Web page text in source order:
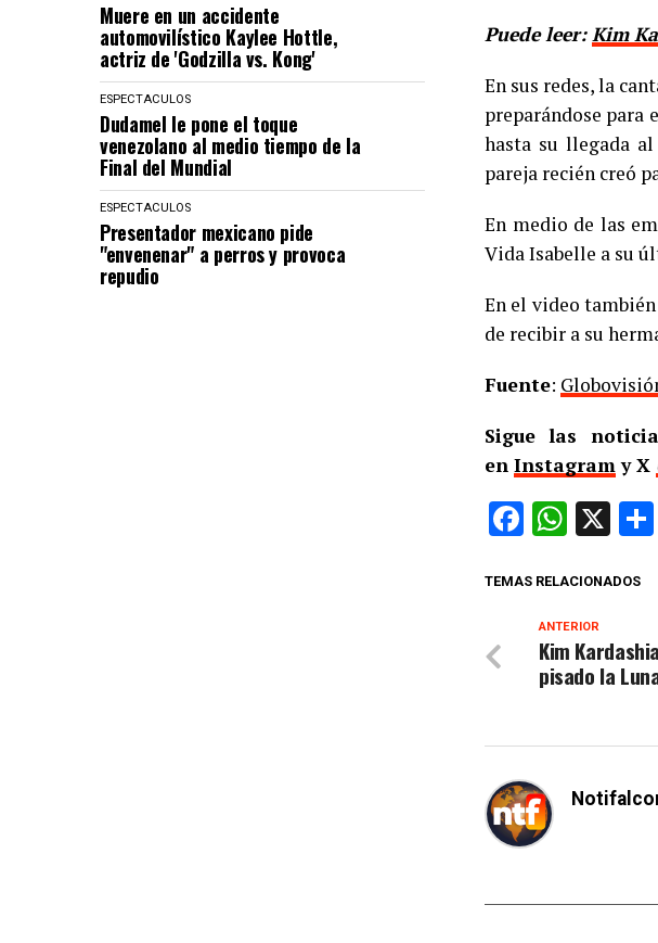
Muere en un accidente
automovilístico Kaylee Hottle,
actriz de 'Godzilla vs. Kong'
ESPECTACULOS
Dudamel le pone el toque
venezolano al medio tiempo de la
Final del Mundial
ESPECTACULOS
Presentador mexicano pide
"envenenar" a perros y provoca
repudio
Puede leer:Kim
En sus redes, la
preparándose para
hasta su llegada
pareja recién creó
En medio de las
Vida Isabelle a su
En el video
de recibir a su
Fuente:
Sigue las
en Instagramy X
Facebook
X
TEMAS RELACIONADOS
ANTERIOR
Kim
pisado la